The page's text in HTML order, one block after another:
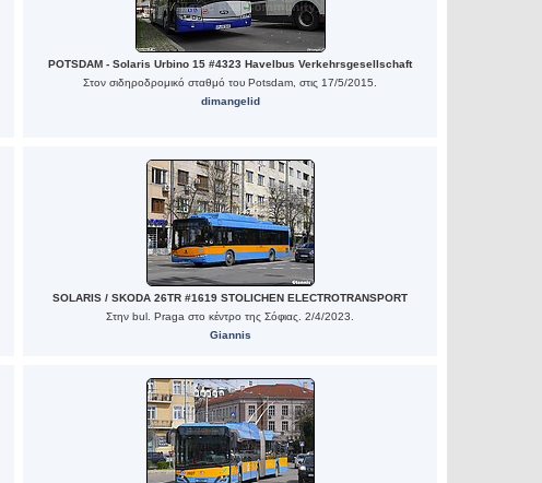
POTSDAM - Solaris Urbino 15 #4323 Havelbus Verkehrsgesellschaft
Στον σιδηροδρομικό σταθμό του Potsdam, στις 17/5/2015.
dimangelid
SOLARIS / SKODA 26TR #1619 STOLICHEN ELECTROTRANSPORT
Στην bul. Praga στο κέντρο της Σόφιας. 2/4/2023.
Giannis